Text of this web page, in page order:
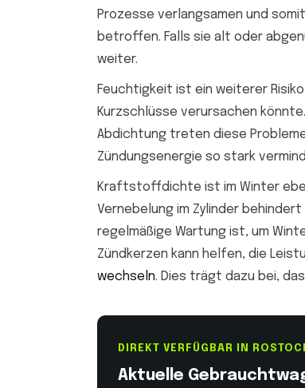
Prozesse verlangsamen und
betroffen. Falls sie alt oder
weiter.
Feuchtigkeit ist ein weiterer
Kurzschlüsse verursachen
Abdichtung treten diese
Zündungsenergie so stark
Kraftstoffdichte ist im Winter
Vernebelung im Zylinder
regelmäßige Wartung ist, um
Zündkerzen kann helfen, die
wechseln. Dies trägt dazu bei,
DIREKT VERFÜGBAR IN
Aktuelle